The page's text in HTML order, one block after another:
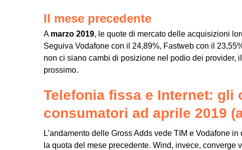
Il mese precedente
A marzo 2019, le quote di mercato delle acquisizioni
Seguiva Vodafone con il 24,89%, Fastweb con il
non ci siano cambi di posizione nel podio dei provider,
prossimo.
Telefonia fissa e Internet: gli
consumatori ad aprile 2019
L’andamento delle Gross Adds vede TIM e Vodafone
la quota del mese precedente. Wind, invece,